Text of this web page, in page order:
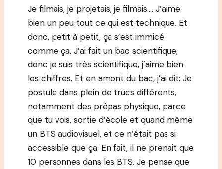
Je filmais, je projetais, je filmais…. J’aime
bien un peu tout ce qui est technique. Et
donc, petit à petit, ça s’est immicé
comme ça. J’ai fait un bac scientifique,
donc je suis très scientifique, j’aime bien
les chiffres. Et en amont du bac, j’ai dit: Je
postule dans plein de trucs différents,
notamment des prépas physique, parce
que tu vois, sortie d’école et quand même
un BTS audiovisuel, et ce n’était pas si
accessible que ça. En fait, il ne prenait que
10 personnes dans les BTS. Je pense que